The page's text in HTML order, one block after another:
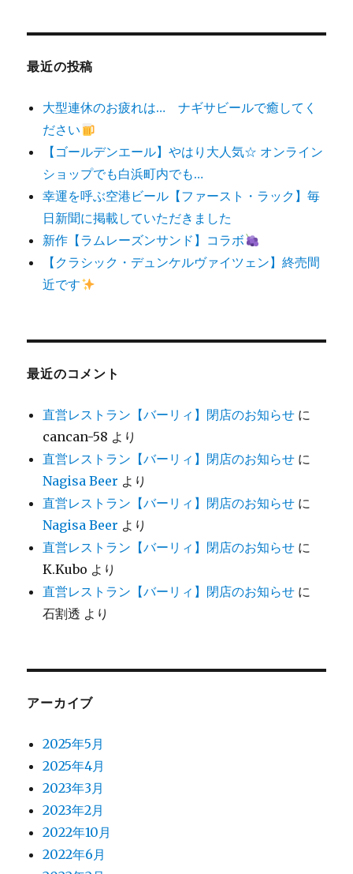
象:
最近の投稿
大型連休のお疲れは… ナギサビールで癒してく
ださい
【ゴールデンエール】やはり大人気☆ オンライン
ショップでも白浜町内でも…
幸運を呼ぶ空港ビール【ファースト・ラック】毎
日新聞に掲載していただきました
新作【ラムレーズンサンド】コラボ
【クラシック・デュンケルヴァイツェン】終売間
近です
最近のコメント
直営レストラン【バーリィ】閉店のお知らせ に
cancan-58 より
直営レストラン【バーリィ】閉店のお知らせ に
Nagisa Beer より
直営レストラン【バーリィ】閉店のお知らせ に
Nagisa Beer より
直営レストラン【バーリィ】閉店のお知らせ に
K.Kubo より
直営レストラン【バーリィ】閉店のお知らせ に
石割透 より
アーカイブ
2025年5月
2025年4月
2023年3月
2023年2月
2022年10月
2022年6月